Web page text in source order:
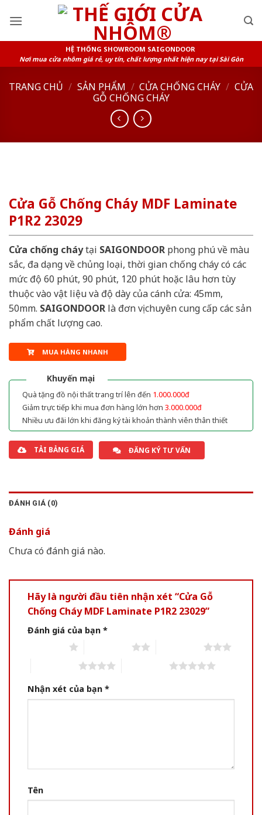
HỆ THỐNG SHOWROOM SAIGONDOOR
Nơi mua cửa nhôm giá rẻ, uy tín, chất lượng nhất hiện nay tại Sài Gòn
TRANG CHỦ / SẢN PHẨM / CỬA CHỐNG CHÁY / CỬA
GỖ CHỐNG CHÁY
Cửa Gỗ Chống Cháy MDF Laminate
P1R2 23029
Cửa chống cháytại SAIGONDOOR phong phú về màu
sắc, đa dạng về chủng loại, thời gian chống cháy có các
mức độ 60 phút, 90 phút, 120 phút hoặc lâu hơn tùy
thuộc vào vật liệu và độ dày của cánh cửa: 45mm,
50mm. SAIGONDOOR là đơn vị chuyên cung cấp các sản
phẩm chất lượng cao.
MUA HÀNG NHANH
Khuyến mại
Quà tặng đồ nội thất trang trí lên đến 1.000.000đ
Giảm trực tiếp khi mua đơn hàng lớn hơn 3.000.000đ
Nhiều ưu đãi lớn khi đăng ký tài khoản thành viên thân thiết
TẢI BẢNG GIÁ ĐĂNG KÝ TƯ VẤN
ĐÁNH GIÁ (0)
Đánh giá
Chưa có đánh giá nào.
Hãy là người đầu tiên nhận xét “Cửa Gỗ
Chống Cháy MDF Laminate P1R2 23029”
Đánh giá của bạn *
Nhận xét của bạn *
Tên